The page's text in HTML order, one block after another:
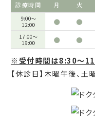
診療時間 月 火
9:00～
12:00
● ●
17:00～
19:00
● ●
※受付時間は8:30～
【休診日】木曜午後、土